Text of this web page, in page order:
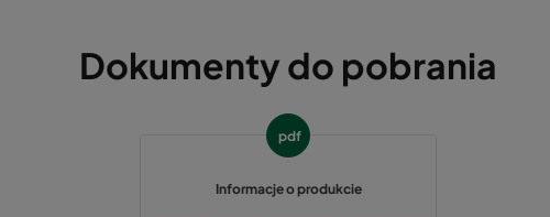
Dokumenty do pobrania
pdf
Informacje o produkcie